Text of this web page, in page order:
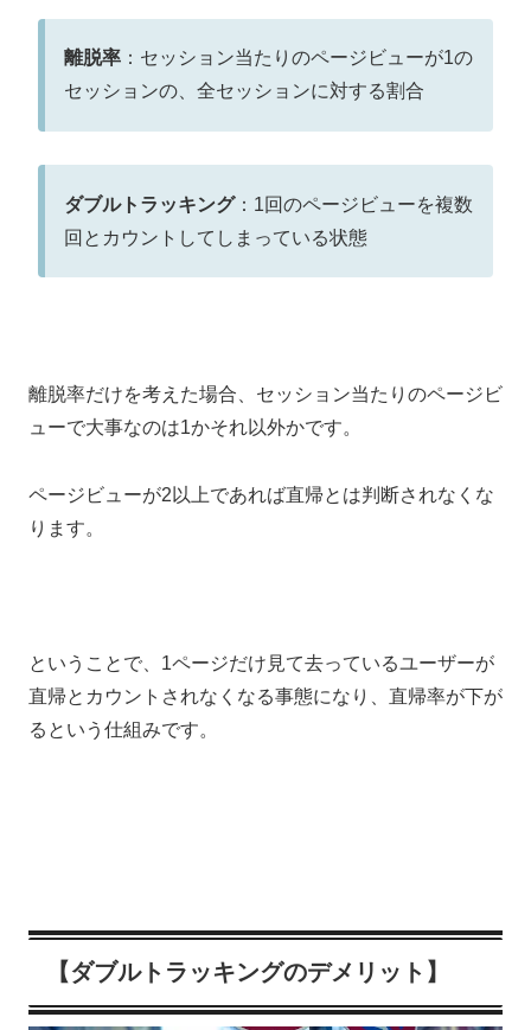
離脱率 ：セッション当たりのページビューが1の
セッションの、全セッションに対する割合
ダブルトラッキング：1回のページビューを複数
回とカウントしてしまっている状態
離脱率だけを考えた場合、セッション当たりのページビ
ューで大事なのは1かそれ以外かです。
ページビューが2以上であれば直帰とは判断されなくな
ります。
ということで、1ページだけ見て去っているユーザーが
直帰とカウントされなくなる事態になり、直帰率が下が
るという仕組みです。
【ダブルトラッキングのデメリット】